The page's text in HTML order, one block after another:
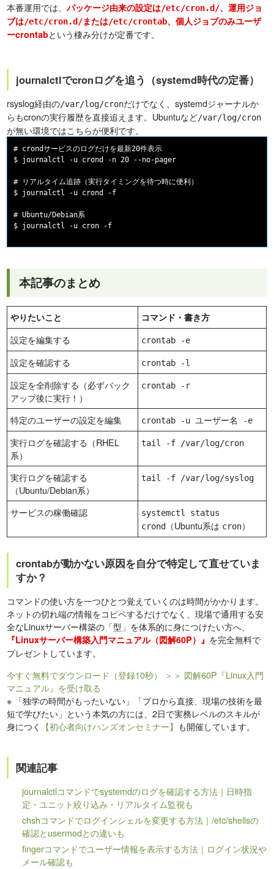
本番運用では、パッケージ由来の設定は/etc/cron.d/、運用ジョ
ブは/etc/cron.d/または/etc/crontab、個人ジョブのみユーザ
ーcrontabという棲み分けが定番です。
journalctlでcronログを追う（systemd時代の定番）
rsyslog経由の/var/log/cronだけでなく、systemdジャーナルか
らもcronの実行履歴を直接追えます。Ubuntuなど/var/log/cron
が無い環境ではこちらが便利です。
# crondサービスのログだけを最新20件表示
$ journalctl -u crond -n 20 --no-pager
# リアルタイム追跡（実行タイミングを待つ時に便利）
$ journalctl -u crond -f
# Ubuntu/Debian系
$ journalctl -u cron -f
本記事のまとめ
やりたいこと コマンド・書き方
設定を編集する crontab -e
設定を確認する crontab -l
設定を全削除する（必ずバック
アップ後に実行！）
crontab -r
特定のユーザーの設定を編集 crontab -u ユーザー名 -e
実行ログを確認する（RHEL
系）
tail -f /var/log/cron
実行ログを確認する
（Ubuntu/Debian系）
tail -f /var/log/syslog
サービスの稼働確認
systemctl status
crond
（Ubuntu系は cron）
crontabが動かない原因を自分で特定して直せていま
すか？
コマンドの使い方を一つひとつ覚えていくのは時間がかかります。
ネットの切れ端の情報をコピペするだけでなく、現場で通用する安
全なLinuxサーバー構築の「型」を体系的に身につけたい方へ、
『Linuxサーバー構築入門マニュアル（図解60P）』 を完全無料で
プレゼントしています。
今すぐ無料でダウンロード（登録10秒）
＞＞ 図解60P『Linux入門
マニュアル』を受け取る
※ 「独学の時間がもったいない」「プロから直接、現場の技術を最
短で学びたい」という本気の方には、2日で実務レベルのスキルが
身につく
【初心者向けハンズオンセミナー】 も開催しています。
関連記事
journalctlコマンドでsystemdのログを確認する方法｜日時指
定・ユニット絞り込み・リアルタイム監視も
chshコマンドでログインシェルを変更する方法｜/etc/shellsの
確認とusermodとの違いも
fingerコマンドでユーザー情報を表示する方法｜ログイン状況や
メール確認も